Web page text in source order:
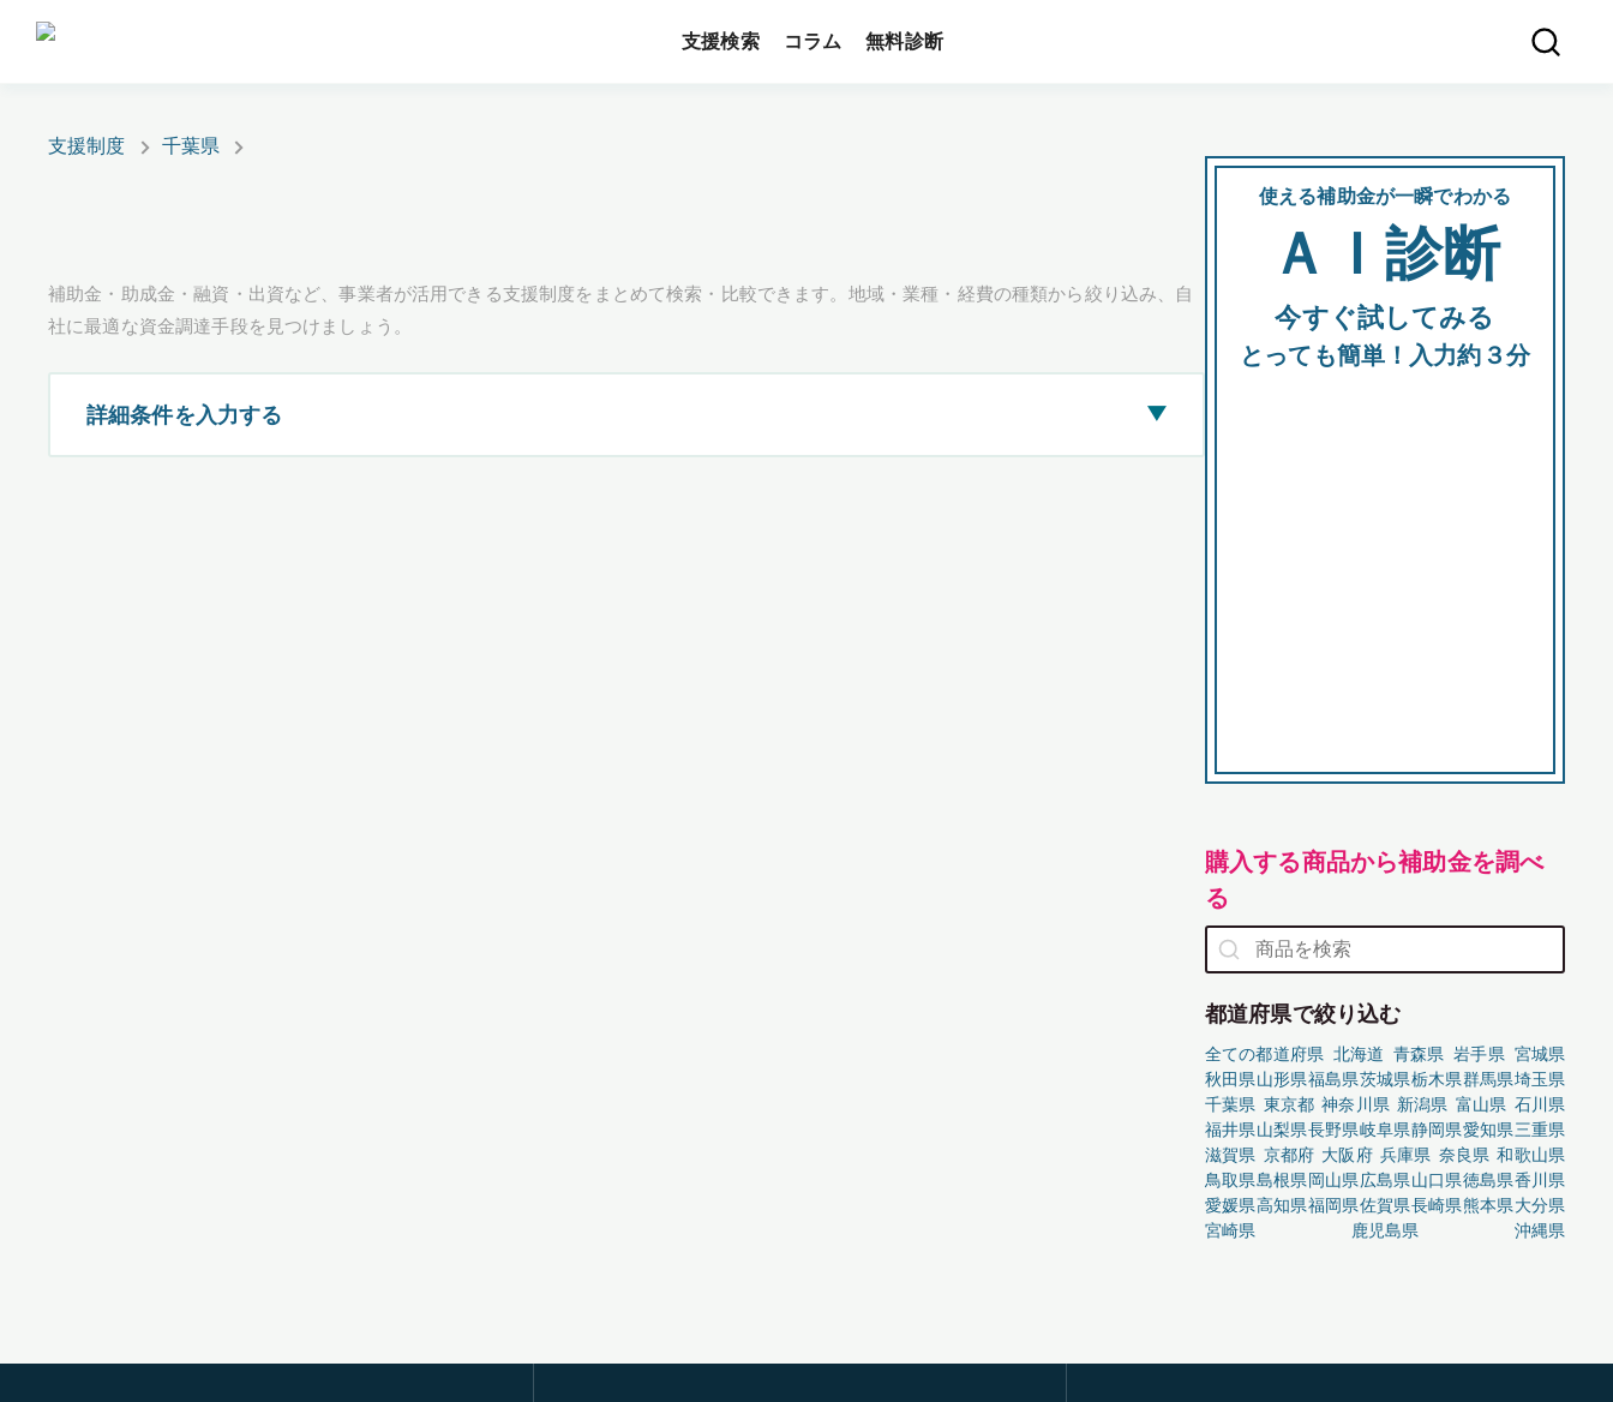
支援検索 コラム 無料診断
支援制度 千葉県
補助金・助成金・融資・出資など、事業者が活用できる支援制度をまとめて検索・比較できます。地域・業種・経費の種類から絞り込み、自
社に最適な資金調達手段を見つけましょう。
詳細条件を入力する ▶
使える補助金が一瞬でわかる
ＡＩ診断
今すぐ試してみる
とっても簡単！入力約３分
購入する商品から補助金を調べ
る
都道府県で絞り込む
全ての都道府県 北海道 青森県 岩手県 宮城県
秋田県山形県福島県茨城県栃木県群馬県埼玉県
千葉県 東京都 神奈川県 新潟県 富山県 石川県
福井県山梨県長野県岐阜県静岡県愛知県三重県
滋賀県 京都府 大阪府 兵庫県 奈良県 和歌山県
鳥取県島根県岡山県広島県山口県徳島県香川県
愛媛県高知県福岡県佐賀県長崎県熊本県大分県
宮崎県
鹿児島県 沖縄県